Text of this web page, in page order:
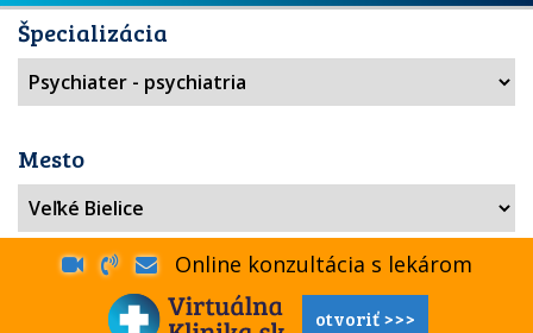
Špecializácia
Mesto
Online konzultácia s lekárom
otvoriť >>>